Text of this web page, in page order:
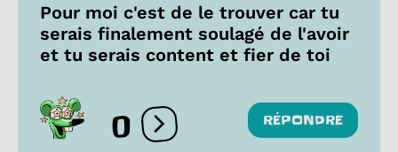
Pour moi c'est de le trouver car tu
serais finalement soulagé de l'avoir
et tu serais content et fier de toi
0 Ouvrir les réactions
RÉPONDRE